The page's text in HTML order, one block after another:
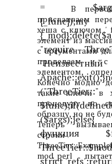
= $args-
{_func});my
{_mod};
"require
Apache::exit();}
$func);
($args);}else{
функция
strict 'refs';
В первой
присваиваем
хеша с ключом
элемент из
с аргументами
проделаем и
элементом,
Конечно модно
такие ключи в
процедуру по
образцу, но не
Теперь
строки
mod_perl